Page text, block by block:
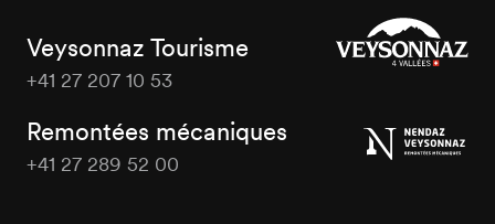
Veysonnaz Tourisme
+41 27 207 10 53
Remontées mécaniques
+41 27 289 52 00